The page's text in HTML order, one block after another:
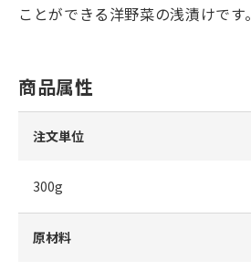
ことができる洋野菜の浅漬けです。
商品属性
注文単位
300g
原材料